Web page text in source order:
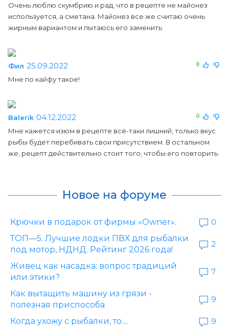
Очень люблю скумбрию и рад, что в рецепте не майонез
используется, а сметана. Майонез все же считаю очень
жирным вариантом и пытаюсь его заменить
0
Фил 25.09.2022
Мне по кайфу такое!
0
Balerik 04.12.2022
Мне кажется изюм в рецепте всё-таки лишний, только вкус
рыбы будет перебивать свои присутствием. В остальном
же, рецепт действительно стоит того, чтобы его повторить.
Новое на форуме
Крючки в подарок от фирмы «Owner».
0
ТОП—5. Лучшие лодки ПВХ для рыбалки
под мотор, НДНД. Рейтинг 2026 года!
2
Живец как насадка: вопрос традиций
или этики?
7
Как вытащить машину из грязи -
полезная приспособа
9
Когда ухожу с рыбалки, то....
9